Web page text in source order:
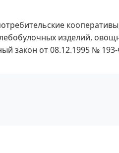
изделий,
закон от 08.12.1995 №